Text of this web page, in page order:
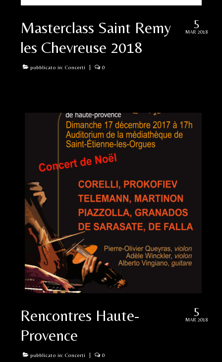
5
MAR 2018
Masterclass Saint Remy
les Chevreuse 2018
pubblicato in: Concerti 0
5
MAR 2018
Rencontres Haute-
Provence
pubblicato in: Concerti 0